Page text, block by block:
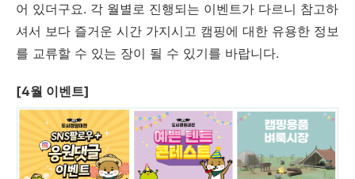
어 있더구요. 각 월별로 진행되는 이벤트가 다르니 참고하
셔서 보다 즐거운 시간 가지시고 캠핑에 대한 유용한 정보
를 교류할 수 있는 장이 될 수 있기를 바랍니다.
[4월 이벤트]